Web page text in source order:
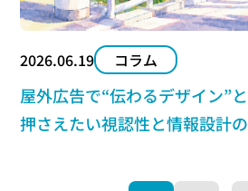
2026.06.19 コラム
屋外広告で“伝わるデザイン”
押さえたい視認性と情報設計